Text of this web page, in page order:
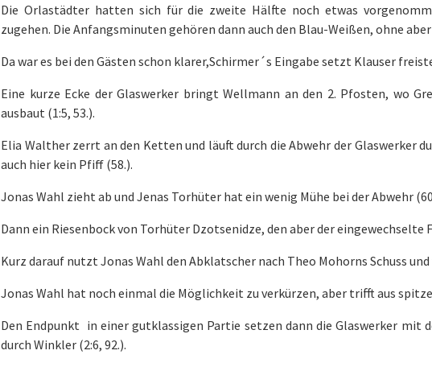
Die Orlastädter hatten sich für die zweite Hälfte noch etwas
zugehen. Die Anfangsminuten gehören dann auch den Blau-Weißen, ohne
Da war es bei den Gästen schon klarer,Schirmer´s Eingabe setzt Klauser
Eine kurze Ecke der Glaswerker bringt Wellmann an den 2. Pfosten, wo
ausbaut (1:5, 53.).
Elia Walther zerrt an den Ketten und läuft durch die Abwehr der Glaswerker
auch hier kein Pfiff (58.).
Jonas Wahl zieht ab und Jenas Torhüter hat ein wenig Mühe bei der Abwehr
Dann ein Riesenbock von Torhüter Dzotsenidze, den aber der eingewechselte
Kurz darauf nutzt Jonas Wahl den Abklatscher nach Theo Mohorns Schuss
Jonas Wahl hat noch einmal die Möglichkeit zu verkürzen, aber trifft aus
Den Endpunkt in einer gutklassigen Partie setzen dann die Glaswerker mit
durch Winkler (2:6, 92.).